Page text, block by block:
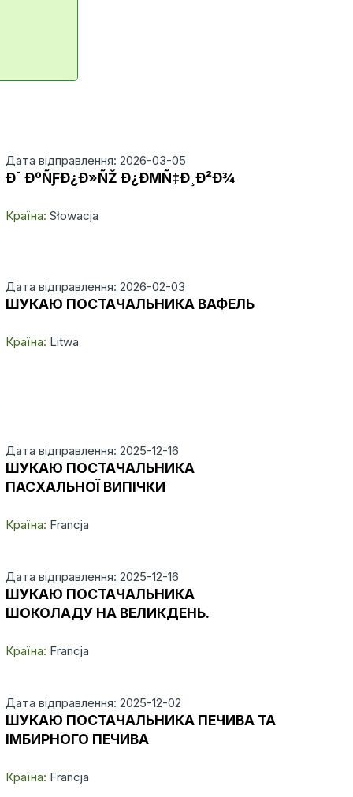
Дата відправлення: 2026-03-05
Ð¯ ÐºÑƑÐ¿Ð»ÑŽ Ð¿ÐΜÑ‡Ð¸Ð²Ð¾
Країна: Słowacja
Дата відправлення: 2026-02-03
ШУКАЮ ПОСТАЧАЛЬНИКА ВАФЕЛЬ
Країна: Litwa
Дата відправлення: 2025-12-16
ШУКАЮ ПОСТАЧАЛЬНИКА
ПАСХАЛЬНОЇ ВИПІЧКИ
Країна: Francja
Дата відправлення: 2025-12-16
ШУКАЮ ПОСТАЧАЛЬНИКА
ШОКОЛАДУ НА ВЕЛИКДЕНЬ.
Країна: Francja
Дата відправлення: 2025-12-02
ШУКАЮ ПОСТАЧАЛЬНИКА ПЕЧИВА ТА
ІМБИРНОГО ПЕЧИВА
Країна: Francja